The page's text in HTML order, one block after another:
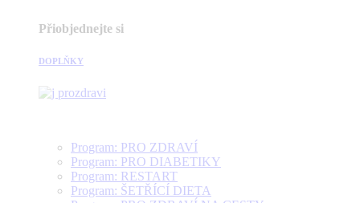
Přiobjednejte si
DOPLŇKY
Program: PRO ZDRAVÍ
Program: PRO DIABETIKY
Program: RESTART
Program: ŠETŘÍCÍ DIETA